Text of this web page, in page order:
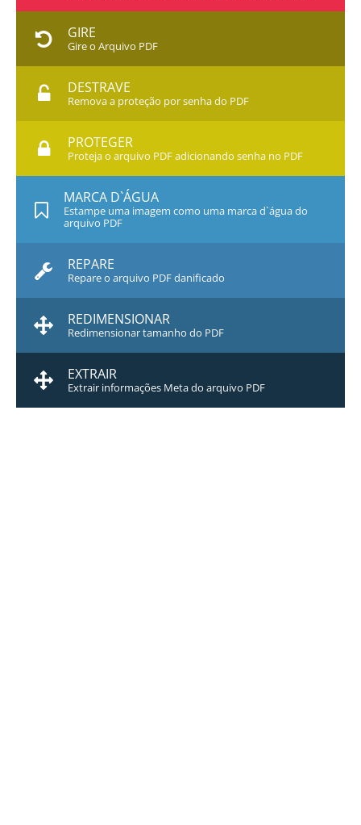
GIRE
Gire o Arquivo PDF
DESTRAVE
Remova a proteção por senha do PDF
PROTEGER
Proteja o arquivo PDF adicionando senha no PDF
MARCA D`ÁGUA
Estampe uma imagem como uma marca d`água do
arquivo PDF
REPARE
Repare o arquivo PDF danificado
REDIMENSIONAR
Redimensionar tamanho do PDF
EXTRAIR
Extrair informações Meta do arquivo PDF